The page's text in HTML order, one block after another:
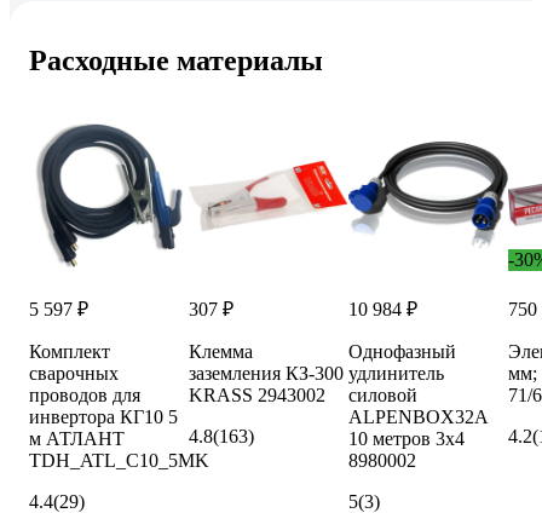
Расходные материалы
5 597 ₽
Комплект
сварочных
проводов для
инвертора КГ10 5
м АТЛАНТ
TDH_ATL_C10_5MK
4.4(29)
307 ₽
Клемма
заземления КЗ-300
KRASS 2943002
4.8(163)
10 984 ₽
Однофазный
удлинитель
силовой
ALPENBOX32A
10 метров 3х4
8980002
5(3)
-
750
мм;
71/
4.2